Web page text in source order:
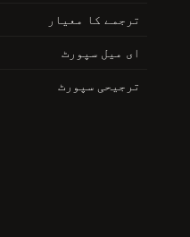
ترجمے کا معیار
ای میل سپورٹ
ترجیحی سپورٹ